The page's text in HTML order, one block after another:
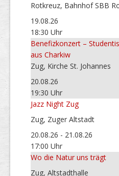
Rotkreuz, Bahnhof SBB
19.08.26
18:30 Uhr
Benefizkonzert –
aus Charkiw
Zug, Kirche St. Johannes
20.08.26
19:30 Uhr
Jazz Night Zug
Zug, Zuger Altstadt
20.08.26 - 21.08.26
17:00 Uhr
Wo die Natur uns trägt
Zug, Altstadthalle